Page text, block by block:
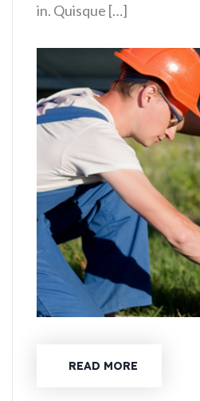
in. Quisque […]
READ MORE